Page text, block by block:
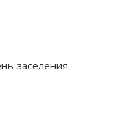
заселения.